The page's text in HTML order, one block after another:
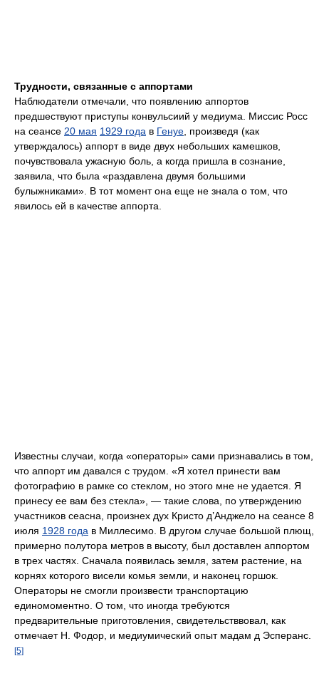
Трудности, связанные с аппортами
Наблюдатели отмечали, что появлению аппортов
предшествуют приступы конвульсиий у медиума. Миссис Росс
на сеансе 20 мая 1929 года в Генуе, произведя (как
утверждалось) аппорт в виде двух небольших камешков,
почувствовала ужасную боль, а когда пришла в сознание,
заявила, что была «раздавлена двумя большими
булыжниками». В тот момент она еще не знала о том, что
явилось ей в качестве аппорта.
Известны случаи, когда «операторы» сами признавались в том,
что аппорт им давался с трудом. «Я хотел принести вам
фотографию в рамке со стеклом, но этого мне не удается. Я
принесу ее вам без стекла», — такие слова, по утверждению
участников сеасна, произнех дух Кристо д’Анджело на сеансе 8
июля 1928 года в Миллесимо. В другом случае большой плющ,
примерно полутора метров в высоту, был доставлен аппортом
в трех частях. Сначала появилась земля, затем растение, на
корнях которого висели комья земли, и наконец горшок.
Операторы не смогли произвести транспортацию
единомоментно. О том, что иногда требуются
предварительные приготовления, свидетельстввовал, как
отмечает Н. Фодор, и медиумический опыт мадам д Эсперанс.
[5]